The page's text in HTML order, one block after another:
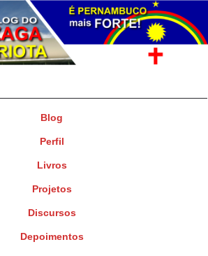
Blog
Perfil
Livros
Projetos
Discursos
Depoimentos